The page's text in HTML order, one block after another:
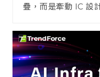
疊，而是牽動 IC 設
義全球數位轉型速